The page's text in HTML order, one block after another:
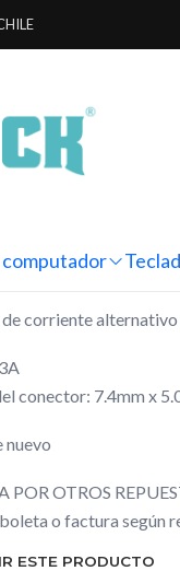
computador
Alternativo All-in-
HP 24-
corriente
conector: 7.4mm x
nuevo
POR OTROS
o factura según
ESTE PRODUCTO